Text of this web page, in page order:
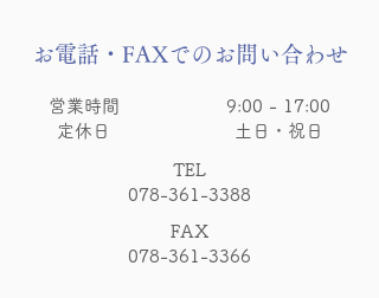
お​電話・FAXでのお問い合わせ
​営業時間 9:00 - 17:00
定休日 土日・祝日​
TEL
078-361-3388
FAX
078-361-3366